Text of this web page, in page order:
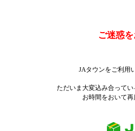
ご迷惑
JAタウンをご利用
ただいま大変込み合って
お時間をおいて